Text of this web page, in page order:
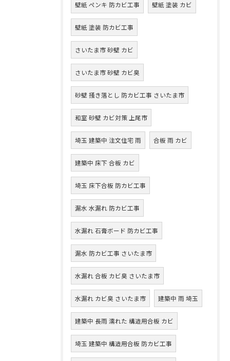
壁紙 ペンキ 防カビ工事 壁紙 塗装 カビ
壁紙 塗装 防カビ工事
さいたま市 砂壁 カビ
さいたま市 砂壁 カビ臭
砂壁 掻き落とし 防カビ工事 さいたま市
和室 砂壁 カビ対策 上尾市
埼玉 建築中 注文住宅 雨 合板 雨 カビ
建築中 床下 合板 カビ
埼玉 床下合板 防カビ工事
漏水 水漏れ 防カビ工事
水漏れ 石膏ボード 防カビ工事
漏水 防カビ工事 さいたま市
水漏れ 合板 カビ臭 さいたま市
水漏れ カビ臭 さいたま市 建築中 雨 埼玉
建築中 長雨 濡れた 構造用合板 カビ
埼玉 建築中 構造用合板 防カビ工事